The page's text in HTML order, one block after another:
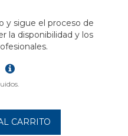
y sigue el proceso de
la disponibilidad y los
CARRITO